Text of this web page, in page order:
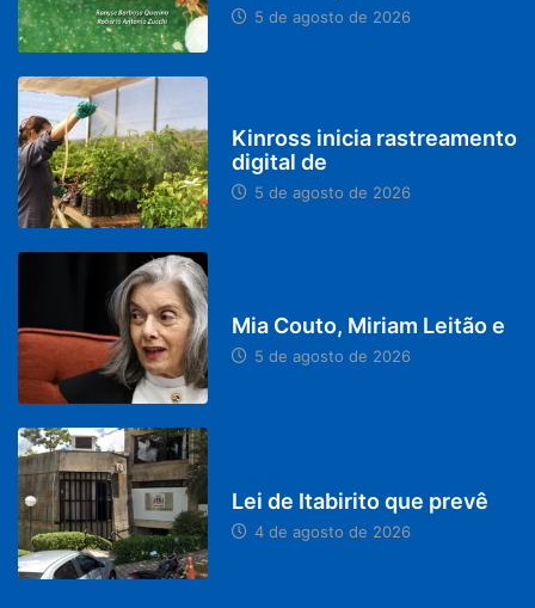
5 de agosto de 2026
Kinross inicia rastreamento
digital de
5 de agosto de 2026
Mia Couto, Miriam Leitão e
5 de agosto de 2026
Lei de Itabirito que prevê
4 de agosto de 2026